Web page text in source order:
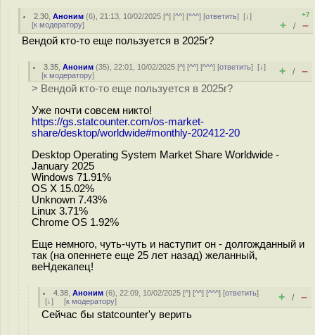
2.30 ,Аноним (6), 21:13, 10/02/2025 [^] [^^] [^^^] [ответить][↓]
[к модератору]
+7
+ / –
Вендой кто-то еще пользуется в 2025г?
3.35 ,Аноним (35), 22:01, 10/02/2025 [^] [^^] [^^^] [ответить][↓]
[к модератору] + / –
> Вендой кто-то еще пользуется в 2025г?
Уже почти совсем никто!
https://gs.statcounter.com/os-market-
share/desktop/worldwide#monthly-202412-20
Desktop Operating System Market Share Worldwide -
January 2025
Windows 71.91%
OS X 15.02%
Unknown 7.43%
Linux 3.71%
Chrome OS 1.92%
Еще немного, чуть-чуть и наступит он - долгожданный и
так (на опеннете еще 25 лет назад) желанный,
веHдекапец!
4.38 ,Аноним (6), 22:09, 10/02/2025 [^] [^^] [^^^] [ответить]
[↓] [к модератору] + / –
Сейчас бы statcounter'у верить